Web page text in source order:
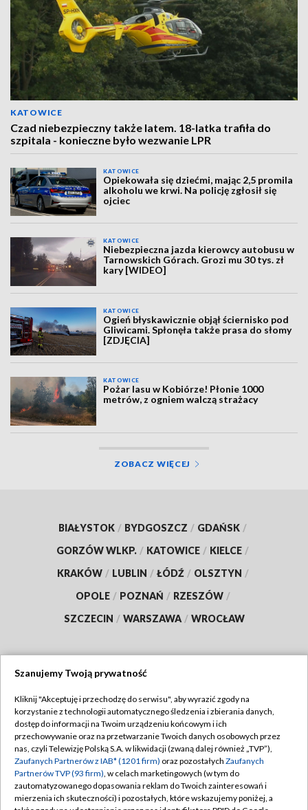
KATOWICE
Czad niebezpieczny także latem. 18-latka trafiła do
szpitala - konieczne było wezwanie LPR
KATOWICE
Opiekowała się dziećmi, mając 2,5 promila
alkoholu we krwi. Na policję zgłosił się
ojciec
KATOWICE
Niebezpieczna jazda kierowcy autobusu w
Tarnowskich Górach. Grozi mu 30 tys. zł
kary [WIDEO]
KATOWICE
Ogień błyskawicznie objął ściernisko pod
Gliwicami. Spłonęła także prasa do słomy
[ZDJĘCIA]
KATOWICE
Pożar lasu w Kobiórze! Płonie 1000
metrów, z ogniem walczą strażacy
ZOBACZ WIĘCEJ
BIAŁYSTOK / BYDGOSZCZ / GDAŃSK /
GORZÓW WLKP. / KATOWICE / KIELCE /
KRAKÓW / LUBLIN / ŁÓDŹ / OLSZTYN /
OPOLE / POZNAŃ / RZESZÓW /
SZCZECIN / WARSZAWA / WROCŁAW
TVP
Abonament TVP
Emisja w TVP
Centrum informacji TVP
Naziemna Telewizja Cyfrowa
Regulamin TVP
Polityka prywatności
Moje zgody
Pomoc
Szanujemy Twoją prywatność
Kliknij "Akceptuję i przechodzę do serwisu", aby wyrazić zgody na
korzystanie z technologii automatycznego śledzenia i zbierania danych,
dostęp do informacji na Twoim urządzeniu końcowym i ich
przechowywanie oraz na przetwarzanie Twoich danych osobowych przez
nas, czyli Telewizję Polską S.A. w likwidacji (zwaną dalej również „TVP”),
Zaufanych Partnerów z IAB* (1201 firm) oraz pozostałych Zaufanych
Partnerów TVP (93 firm), w celach marketingowych (w tym do
zautomatyzowanego dopasowania reklam do Twoich zainteresowań i
mierzenia ich skuteczności) i pozostałych, które wskazujemy poniżej, a